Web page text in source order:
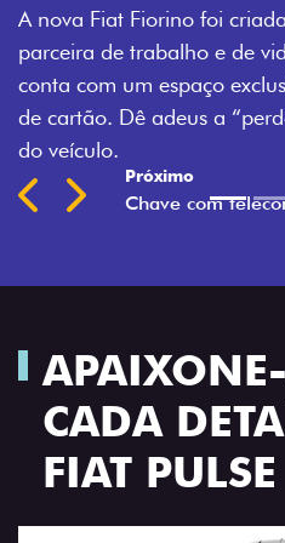
ser sua grande
isso, ela agora
para a sua máquina
a maquininha dentro
mais
CADA
FIAT PULSE